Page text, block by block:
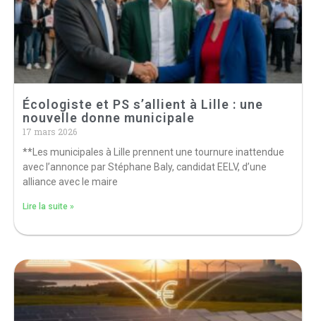
Écologiste et PS s’allient à Lille : une
nouvelle donne municipale
17 mars 2026
**Les municipales à Lille prennent une tournure inattendue
avec l’annonce par Stéphane Baly, candidat EELV, d’une
alliance avec le maire
Lire la suite »